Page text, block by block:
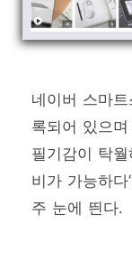
네이버 스마
록되어 있으
필기감이 탁
비가 가능하다
주 눈에 띈다.